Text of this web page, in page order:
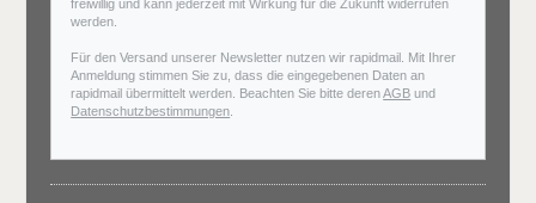
freiwillig und kann jederzeit mit Wirkung für die Zukunft widerrufen
werden.
Für den Versand unserer Newsletter nutzen wir rapidmail. Mit Ihrer
Anmeldung stimmen Sie zu, dass die eingegebenen Daten an
rapidmail übermittelt werden. Beachten Sie bitte derenAGB und
Datenschutzbestimmungen